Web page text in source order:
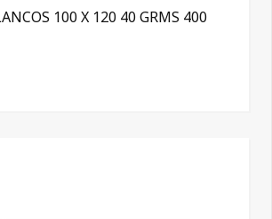
100 X 120 40 GRMS 400